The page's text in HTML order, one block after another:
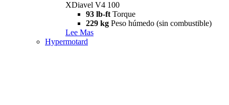
XDiavel V4 100
93 lb-ft Torque
229 kg Peso húmedo (sin combustible)
Lee Mas
Hypermotard